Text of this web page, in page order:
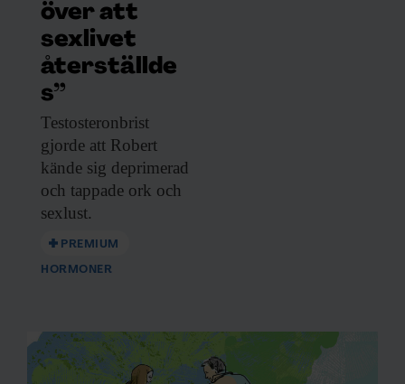
över att
sexlivet
återställde
s”
Testosteronbrist
gjorde att Robert
kände sig deprimerad
och tappade ork och
sexlust.
PREMIUM
HORMONER